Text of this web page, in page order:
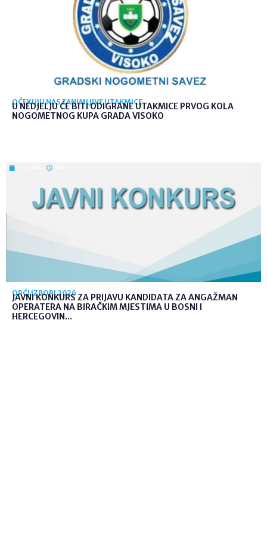
OČEKUJU NAS ZANIMLJIVE UTAKMICE
U NEDJELJU ĆE BITI ODIGRANE UTAKMICE PRVOG KOLA
NOGOMETNOG KUPA GRADA VISOKO
OPĆI IZBORI 2026
JAVNI KONKURS ZA PRIJAVU KANDIDATA ZA ANGAŽMAN
OPERATERA NA BIRAČKIM MJESTIMA U BOSNI I
HERCEGOVIN...